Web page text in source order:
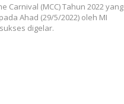
Carnival (MCC) Tahun 2022 yang
Ahad (29/5/2022) oleh MI
digelar.